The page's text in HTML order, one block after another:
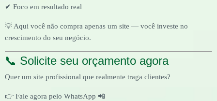
✔ Foco em resultado real
💡 Aqui você não compra apenas um site — você investe no
crescimento do seu negócio.
📞 Solicite seu orçamento agora
Quer um site profissional que realmente traga clientes?
👉 Fale agora pelo WhatsApp 📲